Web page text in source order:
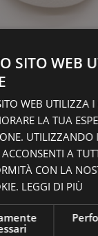
SITO WEB
WEB UTILIZZA I
LA TUA
UTILIZZANDO
A
CON LA
LEGGI DI PIÙ